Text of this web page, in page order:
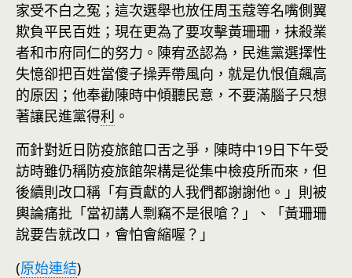
家受不白之冤；這次選舉也放任周玉蔻等名嘴側翼
欺負平民百姓；現在更為了要攻擊黃珊珊，抹殺業
者和市府同仁的努力。陳宥丞認為，民進黨選擇性
失憶卻把百姓當傻子操弄帶風向，就是仇恨值飆高
的原因；他奉勸陳時中傾聽民意，不要滿腦子只想
著讓民進黨得利 。
而針對近日防疫旅館口舌之爭，陳時中19日下午受
訪時雖仍稱防疫旅館架構是從集中檢疫所而來，但
後續則改口稱「有貢獻的人我們都謝謝他。」則被
輿論痛批「當初講人剽竊不是很嗆？」、「黃珊珊
說要告就改口，會怕會縮喔？」
(原始連結)